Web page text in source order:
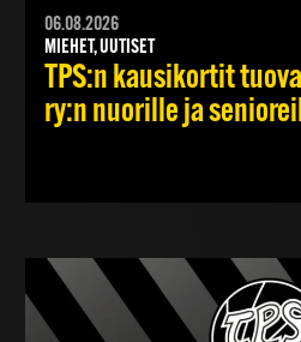
06.08.2026
MIEHET, UUTISET
TPS:n kausikortit
ry:n nuorille ja